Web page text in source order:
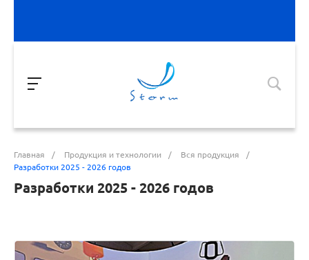
Главная / Продукция и технологии / Вся продукция
/
Разработки 2025 - 2026 годов
Разработки 2025 - 2026 годов